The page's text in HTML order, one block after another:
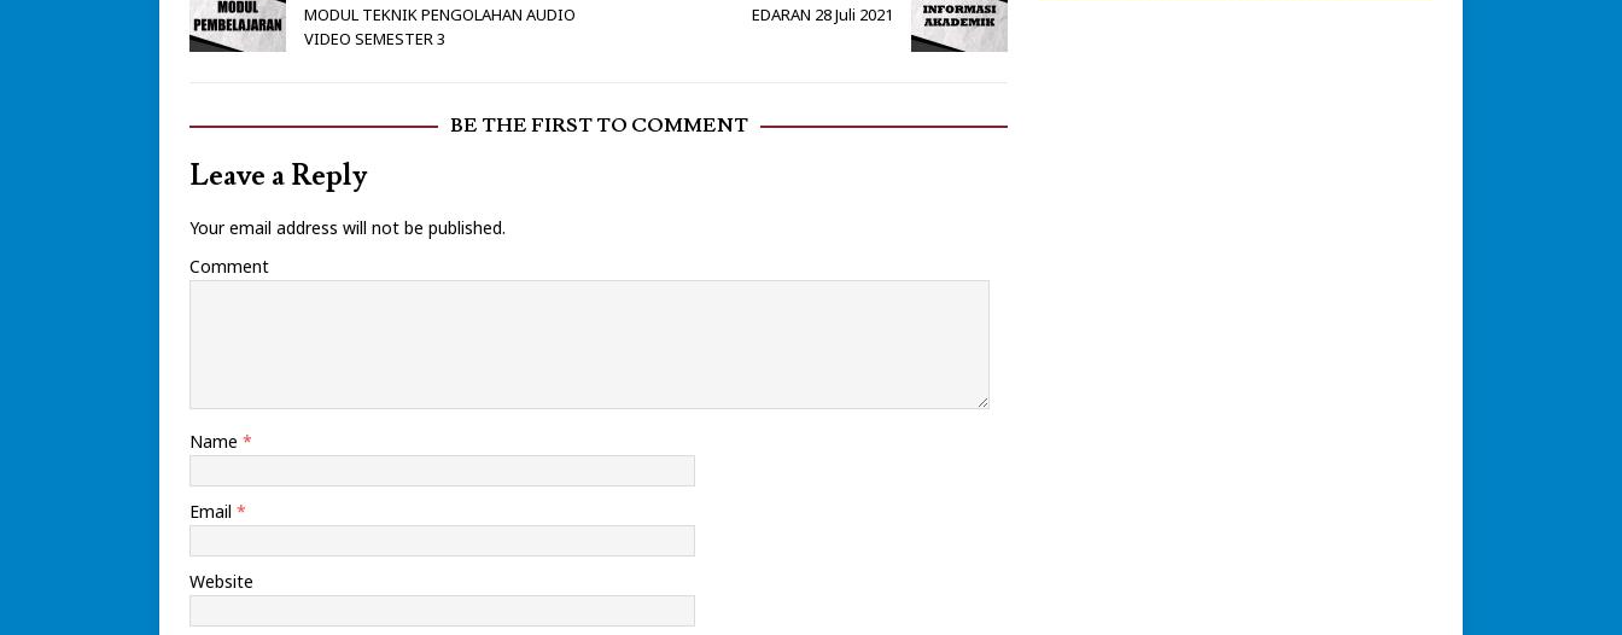
MODUL TEKNIK PENGOLAHAN AUDIO
VIDEO SEMESTER 3
EDARAN 28 Juli 2021
BE THE FIRST TO COMMENT
Leave a Reply
Your email address will not be published.
Comment
Name *
Email *
Website